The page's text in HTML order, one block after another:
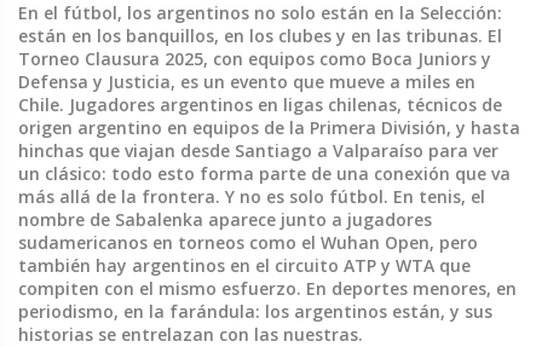
En el fútbol, los argentinos no solo están en la Selección:
están en los banquillos, en los clubes y en las tribunas. El
Torneo Clausura 2025, con equipos como Boca Juniors y
Defensa y Justicia, es un evento que mueve a miles en
Chile. Jugadores argentinos en ligas chilenas, técnicos de
origen argentino en equipos de la Primera División, y hasta
hinchas que viajan desde Santiago a Valparaíso para ver
un clásico: todo esto forma parte de una conexión que va
más allá de la frontera. Y no es solo fútbol. En tenis, el
nombre de Sabalenka aparece junto a jugadores
sudamericanos en torneos como el Wuhan Open, pero
también hay argentinos en el circuito ATP y WTA que
compiten con el mismo esfuerzo. En deportes menores, en
periodismo, en la farándula: los argentinos están, y sus
historias se entrelazan con las nuestras.